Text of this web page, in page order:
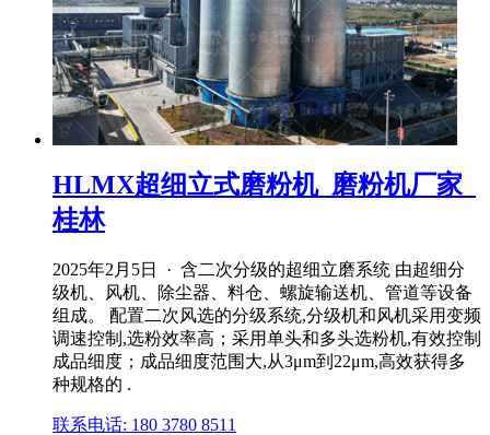
HLMX超细立式磨粉机_磨粉机厂家_
桂林
2025年2月5日 · 含二次分级的超细立磨系统 由超细分
级机、风机、除尘器、料仓、螺旋输送机、管道等设备
组成。 配置二次风选的分级系统,分级机和风机采用变频
调速控制,选粉效率高；采用单头和多头选粉机,有效控制
成品细度；成品细度范围大,从3μm到22μm,高效获得多
种规格的 .
联系电话: 180 3780 8511